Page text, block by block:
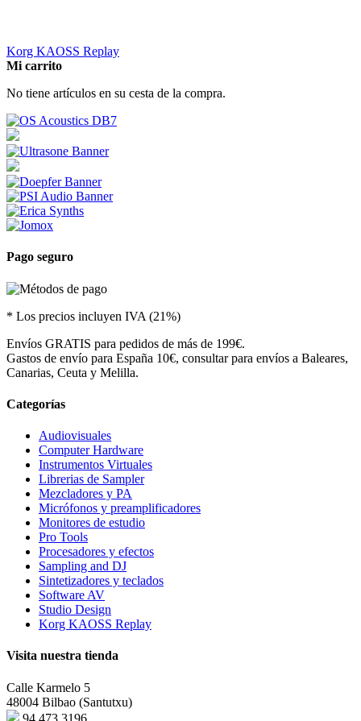
Korg KAOSS Replay
Mi carrito
No tiene artículos en su cesta de la compra.
Pago seguro
* Los precios incluyen IVA (21%)
Envíos GRATIS para pedidos de más de 199€.
Gastos de envío para España 10€, consultar para envíos a Baleares,
Canarias, Ceuta y Melilla.
Categorías
Audiovisuales
Computer Hardware
Instrumentos Virtuales
Librerias de Sampler
Mezcladores y PA
Micrófonos y preamplificadores
Monitores de estudio
Pro Tools
Procesadores y efectos
Sampling and DJ
Sintetizadores y teclados
Software AV
Studio Design
Korg KAOSS Replay
Visita nuestra tienda
Calle Karmelo 5
48004 Bilbao (Santutxu)
94 473 3196